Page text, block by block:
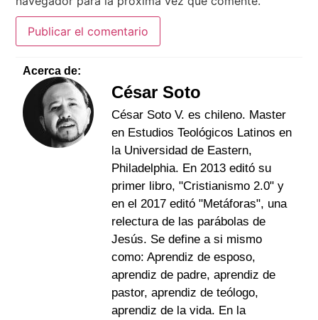
Acerca de:
César Soto
César Soto V. es chileno. Master
en Estudios Teológicos Latinos en
la Universidad de Eastern,
Philadelphia. En 2013 editó su
primer libro, "Cristianismo 2.0" y
en el 2017 editó "Metáforas", una
relectura de las parábolas de
Jesús. Se define a si mismo
como: Aprendiz de esposo,
aprendiz de padre, aprendiz de
pastor, aprendiz de teólogo,
aprendiz de la vida. En la